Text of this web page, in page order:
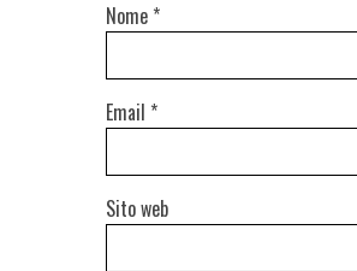
Nome *
Email *
Sito web